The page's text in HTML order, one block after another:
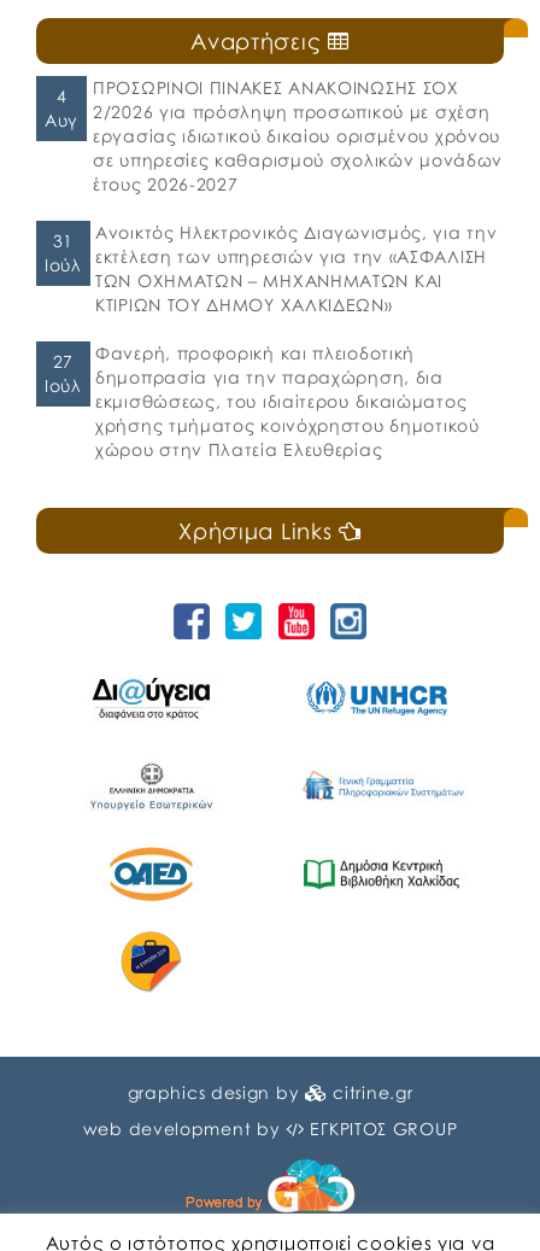
Αναρτήσεις
4
Αυγ
ΠΡΟΣΩΡΙΝΟΙ ΠΙΝΑΚΕΣ ΑΝΑΚΟΙΝΩΣΗΣ ΣΟΧ
2/2026 για πρόσληψη προσωπικού με σχέση
εργασίας ιδιωτικού δικαίου ορισμένου χρόνου
σε υπηρεσίες καθαρισμού σχολικών μονάδων
έτους 2026-2027
31
Ιούλ
Ανοικτός Ηλεκτρονικός Διαγωνισμός, για την
εκτέλεση των υπηρεσιών για την «ΑΣΦΑΛΙΣΗ
ΤΩΝ ΟΧΗΜΑΤΩΝ – ΜΗΧΑΝΗΜΑΤΩΝ ΚΑΙ
ΚΤΙΡΙΩΝ ΤΟΥ ΔΗΜΟΥ ΧΑΛΚΙΔΕΩΝ»
27
Ιούλ
Φανερή, προφορική και πλειοδοτική
δημοπρασία για την παραχώρηση, δια
εκμισθώσεως, του ιδιαίτερου δικαιώματος
χρήσης τμήματος κοινόχρηστου δημοτικού
χώρου στην Πλατεία Ελευθερίας
Χρήσιμα Links
graphics design by
citrine.gr
web development by
ΕΓΚΡΙΤΟΣ GROUP
Αυτός ο ιστότοπος χρησιμοποιεί cookies για να